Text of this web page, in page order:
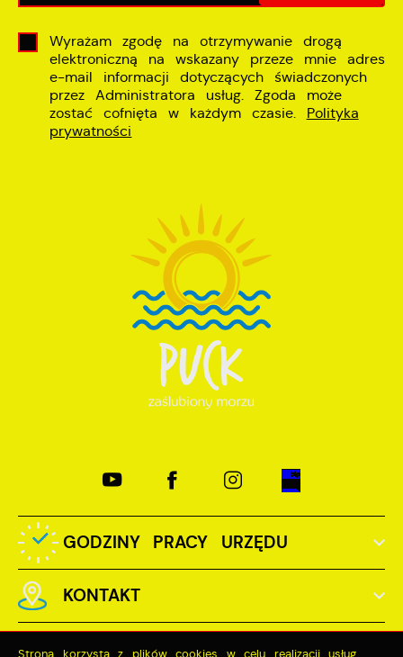
Wyrażam zgodę na otrzymywanie drogą
elektroniczną na wskazany przeze mnie adres
e-mail informacji dotyczących świadczonych
przez Administratora usług. Zgoda może
zostać cofnięta w każdym czasie. Polityka
prywatności
GODZINY PRACY URZĘDU
KONTAKT
Strona korzysta z plików cookies w celu realizacji usług.